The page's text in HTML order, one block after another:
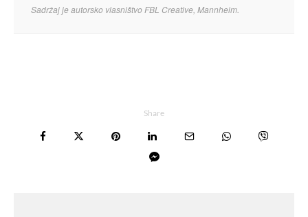
Sadržaj je autorsko vlasništvo FBL Creative, Mannheim.
Share